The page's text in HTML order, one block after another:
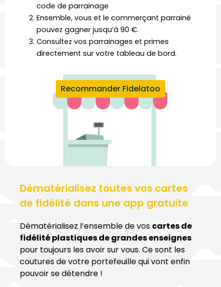
code de parrainage
Ensemble, vous et le commerçant parrainé
pouvez gagner jusqu’à 90 €.
Consultez vos parrainages et primes
directement sur votre tableau de bord.
Recommander Fidelatoo
Dématérialisez toutes vos cartes
de fidélité dans une app gratuite
Dématérialisez l’ensemble de vos cartes de
fidélité plastiques de grandes enseignes
pour toujours les avoir sur vous. Ce sont les
coutures de votre portefeuille qui vont enfin
pouvoir se détendre !